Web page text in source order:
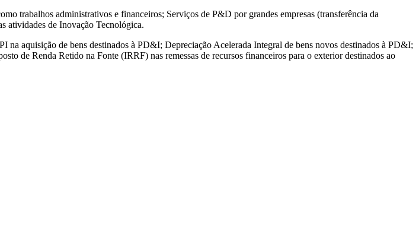
trabalhos administrativos e financeiros; Serviços de P&D por grandes empresas (transferência da
atividades de Inovação Tecnológica.
aquisição de bens destinados à PD&I; Depreciação Acelerada Integral de bens novos destinados à PD&I;
de Renda Retido na Fonte (IRRF) nas remessas de recursos financeiros para o exterior destinados ao